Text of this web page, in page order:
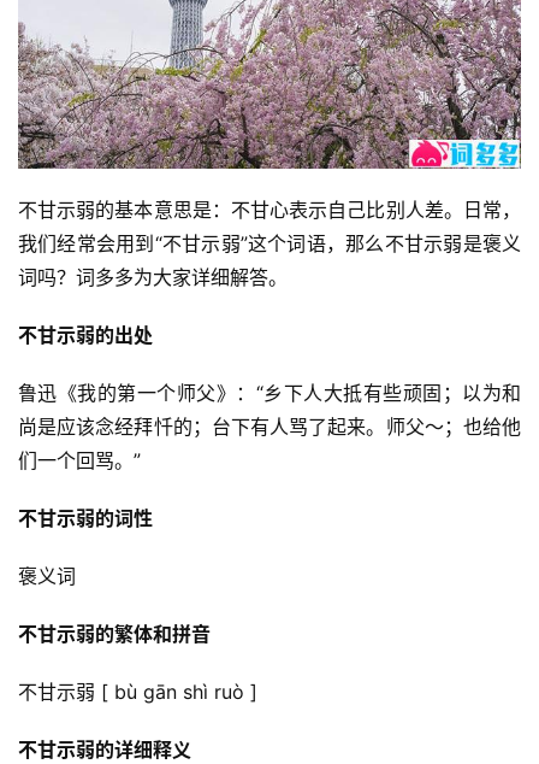
不甘示弱的基本意思是：不甘心表示自己比别人差。日常，
我们经常会用到“不甘示弱”这个词语，那么不甘示弱是褒义
词吗？词多多为大家详细解答。
不甘示弱的出处
鲁迅《我的第一个师父》：“乡下人大抵有些顽固；以为和
尚是应该念经拜忏的；台下有人骂了起来。师父～；也给他
们一个回骂。”
不甘示弱的词性
褒义词
不甘示弱的繁体和拼音
不甘示弱 [ bù gān shì ruò ]
不甘示弱的详细释义